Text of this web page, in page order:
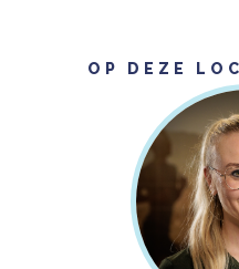
OP DEZE